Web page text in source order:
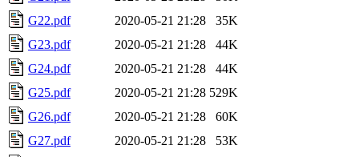
G22.pdf
2020-05-21 21:28
35K
G23.pdf
2020-05-21 21:28
44K
G24.pdf
2020-05-21 21:28
44K
G25.pdf
2020-05-21 21:28 529K
G26.pdf
2020-05-21 21:28
60K
G27.pdf
2020-05-21 21:28 53K